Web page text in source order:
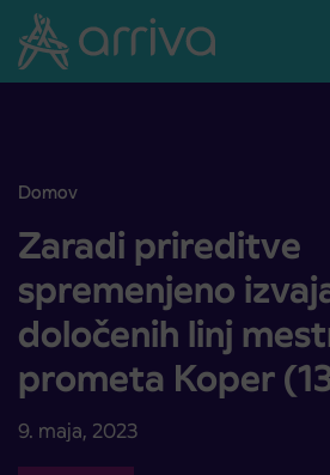
Skoči na vsebino
Domov
Zaradi prireditve spremenjeno
Zaradi prireditve
spremenjeno
določenih linj
prometa Koper
9. maja, 2023